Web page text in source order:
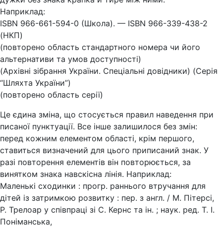
Наприклад:
ISBN 966-661-594-0 (Школа). — ISBN 966-339-438-2
(НКП)
(повторено область стандартного номера чи його
альтернативи та умов доступності)
(Архівні зібрання України. Спеціальні довідники) (Серія
“Шляхта України”)
(повторено область серії)
Це єдина зміна, що стосується правил наведення при
писаної пунктуації. Все інше залишилося без змін:
перед кожним елементом області, крім першого,
ставиться визначений для цього приписаний знак. У
разі повторення елементів він повторюється, за
винятком знака навскісна лінія. Наприклад:
Маленькі сходинки : прогр. раннього втручання для
дітей із затримкою розвитку : пер. з англ. / М. Пітерсі,
Р. Трелоар у співпраці зі С. Кернс та ін. ; наук. ред. Т. І.
Поніманська,